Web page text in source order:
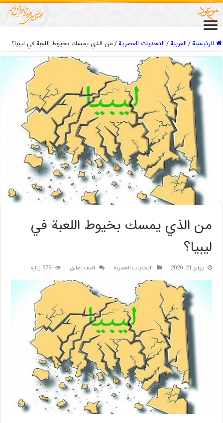
الرئيسية/العربیة/التحديات العصرية/من الذي يمسك بخيوط اللعبة في ليبيا؟
من الذي يمسك بخيوط اللعبة في
ليبيا؟
يوليو 21, 2020 التحديات العصرية اضف تعليق 579 زيارة